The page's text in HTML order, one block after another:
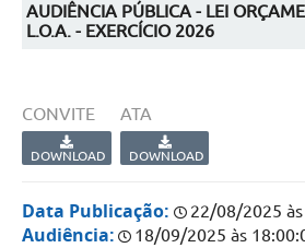
AUDIÊNCIA PÚBLICA - LEI
L.O.A. - EXERCÍCIO 2026
CONVITE
DOWNLOAD
ATA
DOWNLOAD
Data Publicação: 22/08/2025
Audiência:
18/09/2025 às